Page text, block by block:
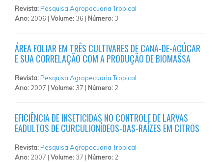
Revista:Pesquisa Agropecuaria Tropical
Ano: 2006 | Volume: 36 | Número: 3
ÁREA FOLIAR EM TRÊS CULTIVARES DE CANA-DE-AÇÚCAR
E SUA CORRELAÇÃO COM A PRODUÇÃO DE BIOMASSA
Revista:Pesquisa Agropecuaria Tropical
Ano: 2007 | Volume: 37 | Número: 2
EFICIÊNCIA DE INSETICIDAS NO CONTROLE DE LARVAS
EADULTOS DE CURCULIONÍDEOS-DAS-RAÍZES EM CITROS
Revista:Pesquisa Agropecuaria Tropical
Ano: 2007 | Volume: 37 | Número: 2